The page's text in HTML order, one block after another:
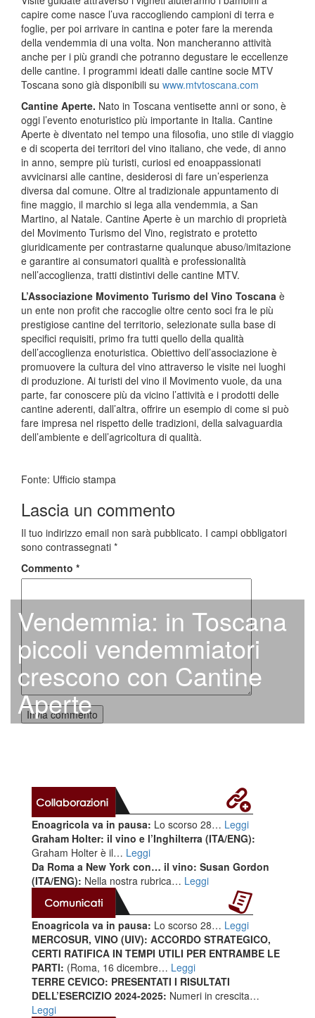
Vendemmia: in Toscana
piccoli vendemmiatori
crescono con Cantine
Aperte
capire come nasce l’uva raccogliendo campioni di terra e
foglie, per poi arrivare in cantina e poter fare la merenda
della vendemmia di una volta. Non mancheranno attività
anche per i più grandi che potranno degustare le eccellenze
delle cantine. I programmi ideati dalle cantine socie MTV
Toscana sono già disponibili su www.mtvtoscana.com
Cantine Aperte. Nato in Toscana ventisette anni or sono, è
oggi l’evento enoturistico più importante in Italia. Cantine
Aperte è diventato nel tempo una filosofia, uno stile di viaggio
e di scoperta dei territori del vino italiano, che vede, di anno
in anno, sempre più turisti, curiosi ed enoappassionati
avvicinarsi alle cantine, desiderosi di fare un’esperienza
diversa dal comune. Oltre al tradizionale appuntamento di
fine maggio, il marchio si lega alla vendemmia, a San
Martino, al Natale. Cantine Aperte è un marchio di proprietà
del Movimento Turismo del Vino, registrato e protetto
giuridicamente per contrastarne qualunque abuso/imitazione
e garantire ai consumatori qualità e professionalità
nell’accoglienza, tratti distintivi delle cantine MTV.
L’Associazione Movimento Turismo del Vino Toscana è
un ente non profit che raccoglie oltre cento soci fra le più
prestigiose cantine del territorio, selezionate sulla base di
specifici requisiti, primo fra tutti quello della qualità
dell’accoglienza enoturistica. Obiettivo dell’associazione è
promuovere la cultura del vino attraverso le visite nei luoghi
di produzione. Ai turisti del vino il Movimento vuole, da una
parte, far conoscere più da vicino l’attività e i prodotti delle
cantine aderenti, dall’altra, offrire un esempio di come si può
fare impresa nel rispetto delle tradizioni, della salvaguardia
dell’ambiente e dell’agricoltura di qualità.
Fonte: Ufficio stampa
Lascia un commento
Il tuo indirizzo email non sarà pubblicato. I campi obbligatori
sono contrassegnati *
Commento *
Enoagricola va in pausa: Lo scorso 28… Leggi
Graham Holter: il vino e l’Inghilterra (ITA/ENG):
Graham Holter è il… Leggi
Da Roma a New York con… il vino: Susan Gordon
(ITA/ENG): Nella nostra rubrica… Leggi
Enoagricola va in pausa: Lo scorso 28… Leggi
MERCOSUR, VINO (UIV): ACCORDO STRATEGICO,
CERTI RATIFICA IN TEMPI UTILI PER ENTRAMBE LE
PARTI: (Roma, 16 dicembre… Leggi
TERRE CEVICO: PRESENTATI I RISULTATI
DELL’ESERCIZIO 2024-2025: Numeri in crescita…
Leggi